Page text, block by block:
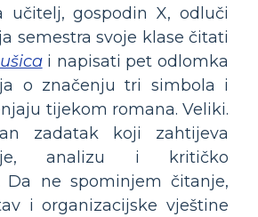
učitelj, gospodin X, odluči
semestra svoje klase čitati
i napisati pet odlomka
o značenju tri simbola i
tijekom romana. Veliki.
zadatak koji zahtijeva
analizu i kritičko
Da ne spominjem čitanje,
i organizacijske vještine